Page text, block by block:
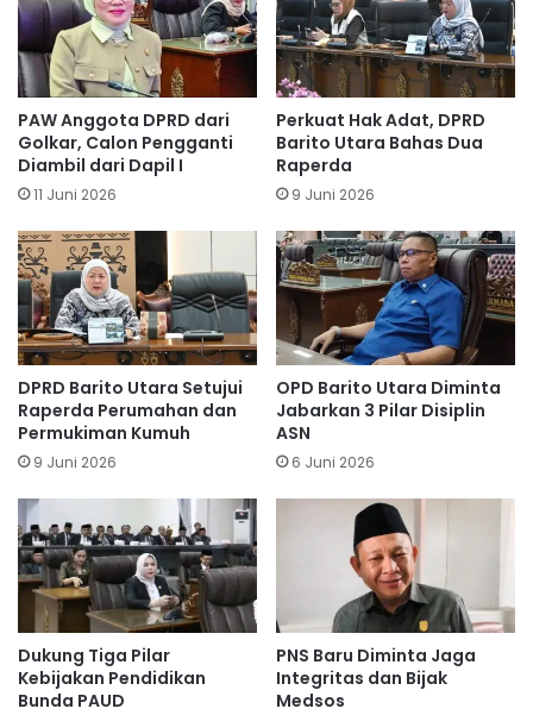
PAW Anggota DPRD dari
Golkar, Calon Pengganti
Diambil dari Dapil I
11 Juni 2026
Perkuat Hak Adat, DPRD
Barito Utara Bahas Dua
Raperda
9 Juni 2026
DPRD Barito Utara Setujui
Raperda Perumahan dan
Permukiman Kumuh
9 Juni 2026
OPD Barito Utara Diminta
Jabarkan 3 Pilar Disiplin
ASN
6 Juni 2026
Dukung Tiga Pilar
Kebijakan Pendidikan
Bunda PAUD
PNS Baru Diminta Jaga
Integritas dan Bijak
Medsos